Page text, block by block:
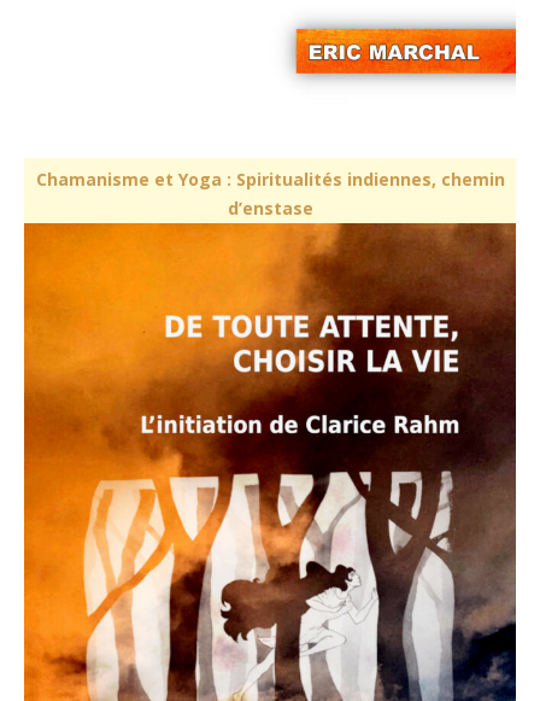
Chamanisme et Yoga : Spiritualités indiennes, chemin
d’enstase